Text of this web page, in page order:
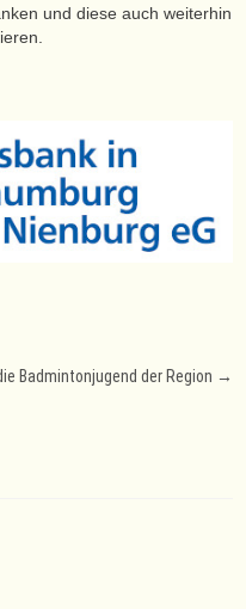
und diese auch weiterhin
Badmintonjugend der Region →